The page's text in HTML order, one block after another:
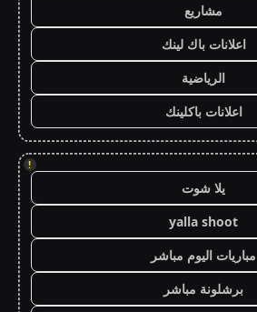
مشاريع
اعلانات باك لينك
الرياضية
اعلانات باكلينك
!
يلا شوت
yalla shoot
مباريات اليوم مباشر
برشلونة مباشر